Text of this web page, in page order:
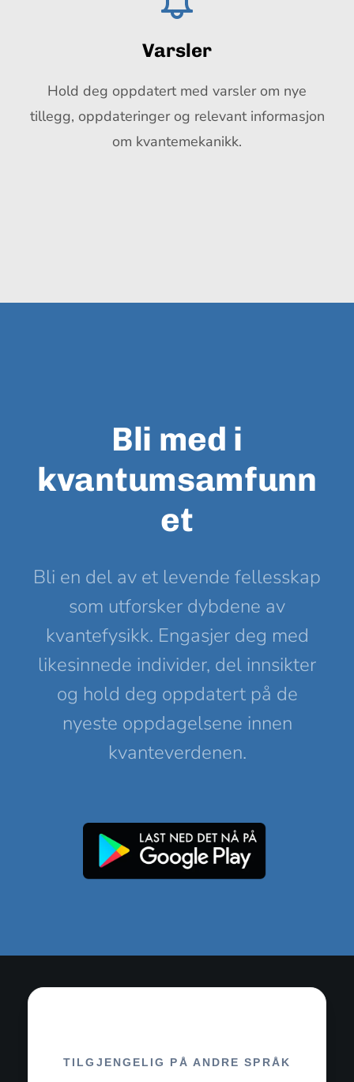
Varsler
Hold deg oppdatert med varsler om nye
tillegg, oppdateringer og relevant informasjon
om kvantemekanikk.
Bli med i
kvantumsamfunn
et
Bli en del av et levende fellesskap
som utforsker dybdene av
kvantefysikk. Engasjer deg med
likesinnede individer, del innsikter
og hold deg oppdatert på de
nyeste oppdagelsene innen
kvanteverdenen.
TILGJENGELIG PÅ ANDRE SPRÅK